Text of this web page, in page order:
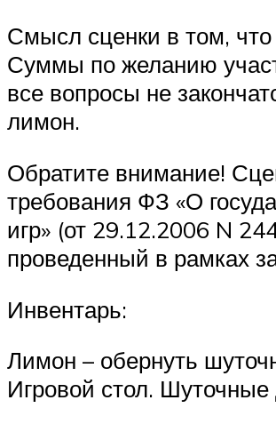
Смысл сценки в том,
Суммы по желанию
все вопросы не
лимон.
Обратите внимание!
требования ФЗ «О
игр» (от 29.12.2006 N
проведенный в рамках
Инвентарь:
Лимон – обернуть
Игровой стол.